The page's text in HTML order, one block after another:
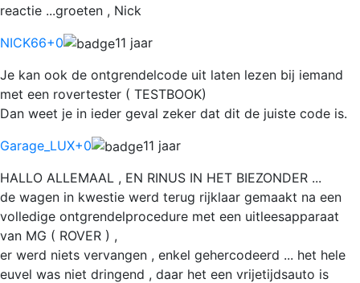
reactie ...groeten , Nick
NICK66+0
11 jaar
Je kan ook de ontgrendelcode uit laten lezen bij iemand
met een rovertester ( TESTBOOK)
Dan weet je in ieder geval zeker dat dit de juiste code is.
Garage_LUX+0
11 jaar
HALLO ALLEMAAL , EN RINUS IN HET BIEZONDER ...
de wagen in kwestie werd terug rijklaar gemaakt na een
volledige ontgrendelprocedure met een uitleesapparaat
van MG ( ROVER ) ,
er werd niets vervangen , enkel gehercodeerd ... het hele
euvel was niet dringend , daar het een vrijetijdsauto is